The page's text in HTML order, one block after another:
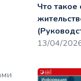
Что такое
13/04/